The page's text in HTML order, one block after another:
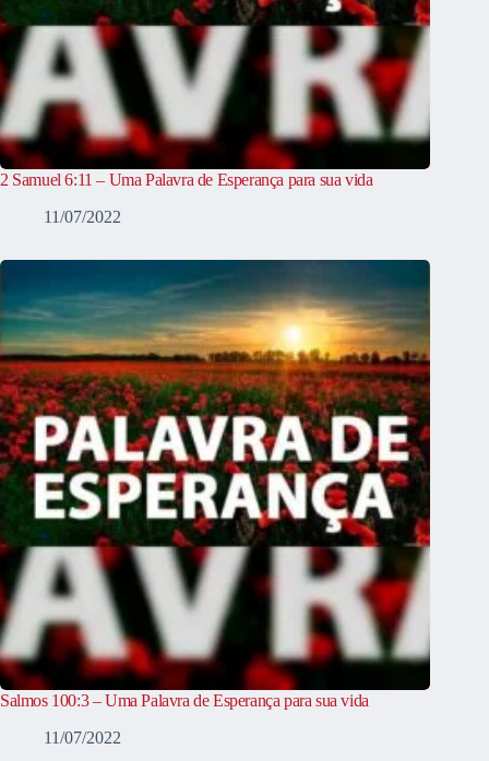
2 Samuel 6:11 – Uma Palavra de Esperança para sua vida
11/07/2022
Salmos 100:3 – Uma Palavra de Esperança para sua vida
11/07/2022